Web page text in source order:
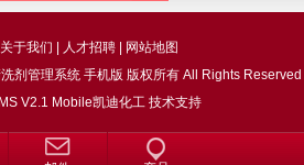
关于我们 | 人才招聘| 网站地图
剂管理系统 手机版 版权所有 All Rights Reserved
V2.1 Mobile凯迪化工 技术支持